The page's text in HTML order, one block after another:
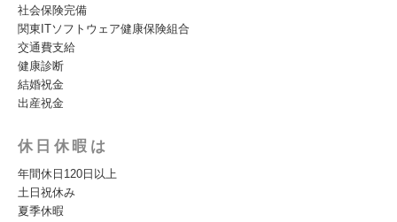
社会保険完備
関東ITソフトウェア健康保険組合
交通費支給
健康診断
結婚祝金
出産祝金
休日休暇は
年間休日120日以上
土日祝休み
夏季休暇